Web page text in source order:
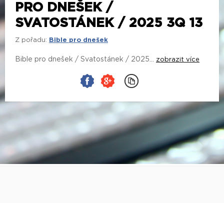
PRO DNEŠEK /
SVATOSTÁNEK / 2025 3Q 13
Z pořadu: Bible pro dnešek
Bible pro dnešek / Svatostánek / 2025... zobrazit více